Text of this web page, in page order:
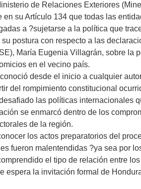
de Relaciones Exteriores
su Artículo 134 que todas las
a ?sujetarse a la política que
postura con respecto a las
María Eugenia Villagrán, sobre la
en el vecino país.
desde el inicio a cualquier
del rompimiento constitucional
las políticas internacionales
se enmarcó dentro de los
de la región.
los actos preparatorios del
fueron malentendidas ?ya sea por
el tipo de relación entre
espera la invitación formal de